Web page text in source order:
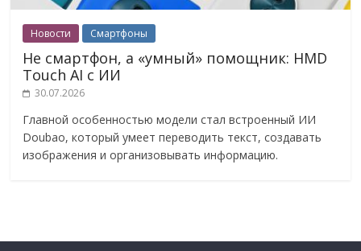
Новости Смартфоны
Не смартфон, а «умный» помощник: HMD
Touch AI с ИИ
30.07.2026
Главной особенностью модели стал встроенный ИИ
Doubao, который умеет переводить текст, создавать
изображения и организовывать информацию.